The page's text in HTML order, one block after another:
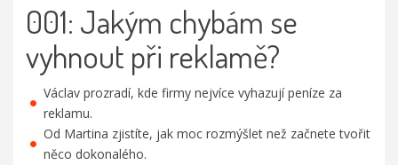
001: Jakým chybám se
vyhnout při reklamě?
Václav prozradí, kde firmy nejvíce vyhazují peníze za
reklamu.
Od Martina zjistíte, jak moc rozmýšlet než začnete tvořit
něco dokonalého.